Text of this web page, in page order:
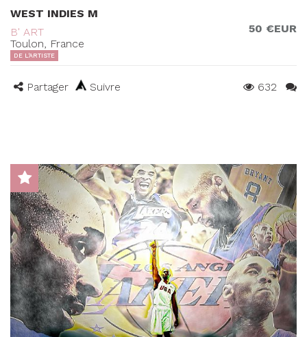
WEST INDIES M
B' ART
Toulon, France
50 €EUR
DE L'ARTISTE
Partager Suivre 632